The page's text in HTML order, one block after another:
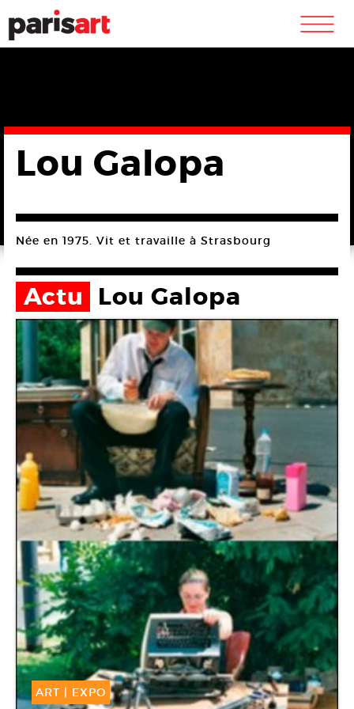
m
Lou Galopa
Née en 1975. Vit et travaille à Strasbourg
Actu Lou Galopa
ART | EXPO